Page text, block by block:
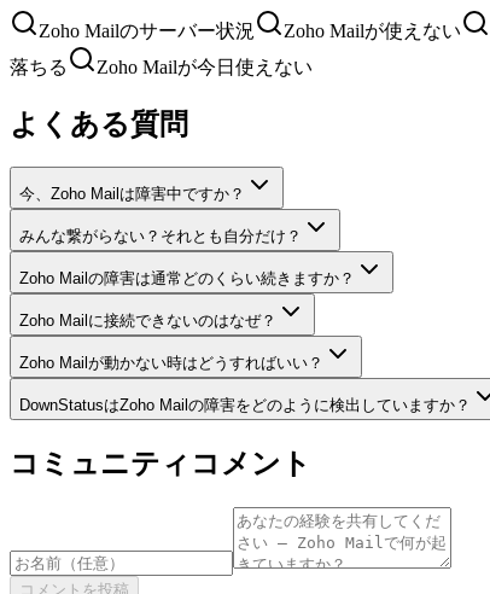
Zoho Mailのサーバー状況 Zoho Mailが使えない
落ちる
Zoho Mailが今日使えない
よくある質問
今、Zoho Mailは障害中ですか？
みんな繋がらない？それとも自分だけ？
Zoho Mailの障害は通常どのくらい続きますか？
Zoho Mailに接続できないのはなぜ？
Zoho Mailが動かない時はどうすればいい？
DownStatusはZoho Mailの障害をどのように検出していますか？
コミュニティコメント
コメントを投稿